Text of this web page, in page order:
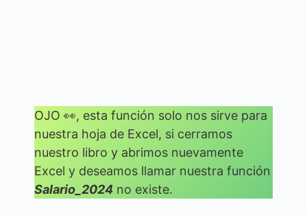
OJO 👀, esta función solo nos sirve para
nuestra hoja de Excel, si cerramos
nuestro libro y abrimos nuevamente
Excel y deseamos llamar nuestra función
Salario_2024 no existe.